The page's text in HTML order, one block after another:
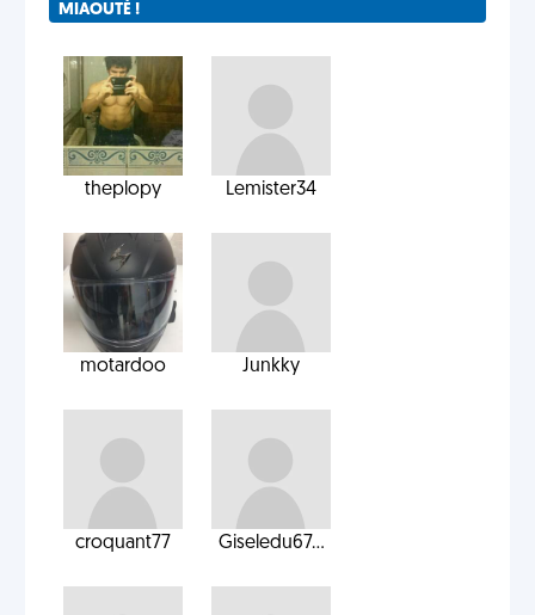
MIAOUTÉ !
theplopy Lemister34
motardoo Junkky
croquant77 Giseledu67...